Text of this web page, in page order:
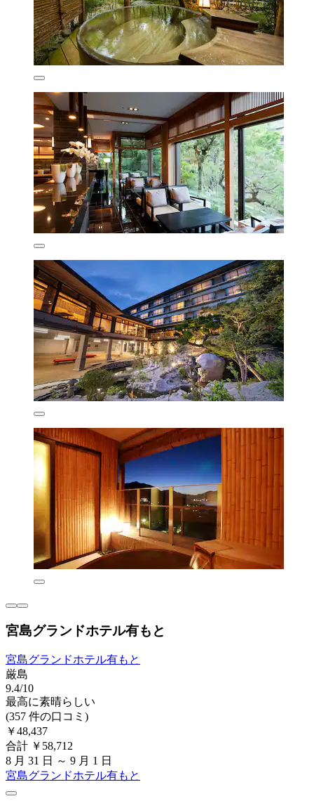
宮島グランドホテル有もと
宮島グランドホテル有もと
厳島
9.4/10
最高に素晴らしい
(357 件の口コミ)
￥48,437
合計 ￥58,712
8 月 31 日 ～ 9 月 1 日
宮島グランドホテル有もと